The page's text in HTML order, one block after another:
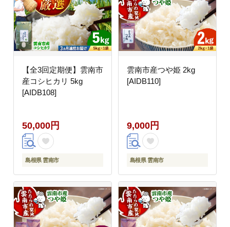
【全3回定期便】雲南市
産コシヒカリ 5kg
[AIDB108]
50,000円
島根県 雲南市
雲南市産つや姫 2kg
[AIDB110]
9,000円
島根県 雲南市